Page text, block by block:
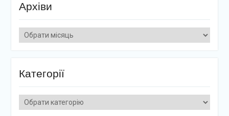
Архіви
Архіви
Категорії
Категорії